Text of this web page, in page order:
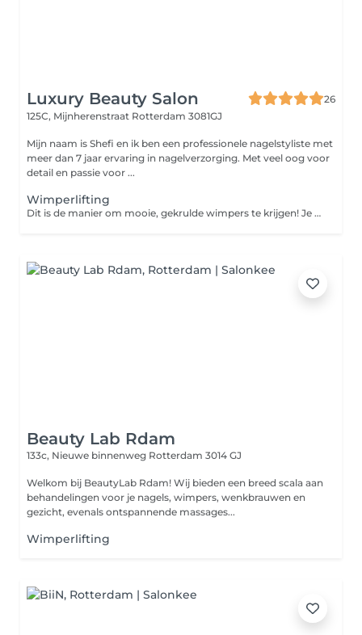
Luxury Beauty Salon
26
125C, Mijnherenstraat Rotterdam 3081GJ
Mijn naam is Shefi en ik ben een professionele nagelstyliste met
meer dan 7 jaar ervaring in nagelverzorging. Met veel oog voor
detail en passie voor ...
Wimperlifting
Dit is de manier om mooie, gekrulde wimpers te krijgen! Je hebt geen wimperkruller meer nodig, want dankzij deze behandeling blijven je wimpers 5 à 7 weken mooi gekruld.
Beauty Lab Rdam
133c, Nieuwe binnenweg Rotterdam 3014 GJ
Welkom bij BeautyLab Rdam! Wij bieden een breed scala aan
behandelingen voor je nagels, wimpers, wenkbrauwen en
gezicht, evenals ontspannende massages...
Wimperlifting